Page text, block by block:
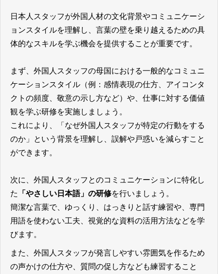
日本人スタッフが外国人材の文化背景やコミュニケーシ
ョンスタイルを理解し、言葉の壁を乗り越えるための具
体的なスキルを学ぶ機会を提供することが重要です。
まず、外国人スタッフの母国における一般的なコミュニ
ケーションスタイル（例：感情表現の仕方、アイコンタ
クトの頻度、敬意の示し方など）や、仕事に対する価値
観を学ぶ研修を実施しましょう。
これにより、「なぜ外国人スタッフが特定の行動をする
のか」という背景を理解し、誤解や戸惑いを減らすこと
ができます。
次に、外国人スタッフとのコミュニケーションに特化し
た
「やさしい日本語」の研修を行いましょう。
簡潔な言葉で、ゆっくり、はっきりと話す練習や、専門
用語を使わない工夫、視覚的な資料の活用方法などを学
びます。
また、外国人スタッフが発言しやすい雰囲気を作るため
の声かけの仕方や、質問の促し方なども練習すること